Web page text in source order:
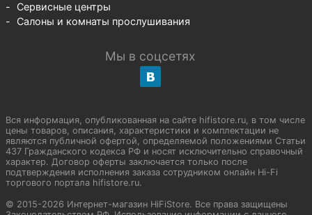
Сервисные центры
Салоны и комнаты прослушивания
Мы в соцсетях
Вся информация, опубликованная на сайте hifistore.ru, в том числе
цены товаров, описания, характеристики и комплектации не
являются публичной офертой, определяемой положениями Статьи
437 Гражданского кодекса РФ и носят исключительно справочный
характер. Договор оферты заключается только после
подтверждения исполнения заказа сотрудником онлайн Hi-Fi
торгового портала hifistore.ru.
© 2015-2026 Интернет-магазин HiFiStore. Все права защищены